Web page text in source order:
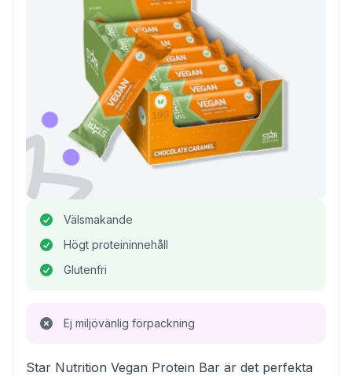
Välsmakande
Högt proteininnehåll
Glutenfri
Ej miljövänlig förpackning
Star Nutrition Vegan Protein Bar är det perfekta